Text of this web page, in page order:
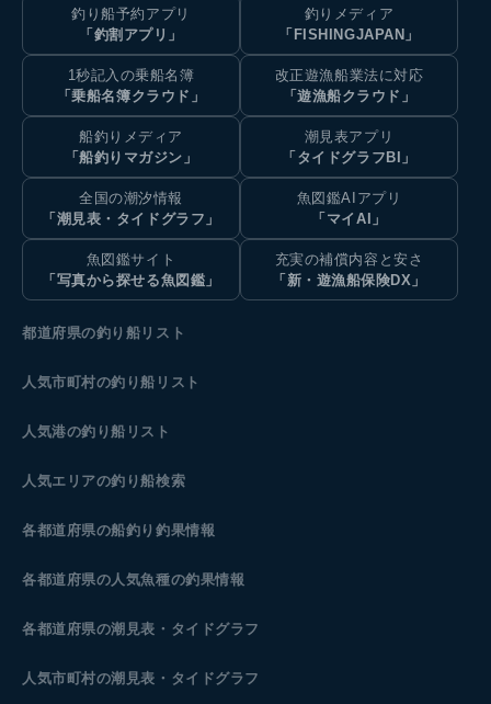
釣り船予約アプリ
「釣割アプリ」
釣りメディア
「FISHINGJAPAN」
1秒記入の乗船名簿
「乗船名簿クラウド」
改正遊漁船業法に対応
「遊漁船クラウド」
船釣りメディア
「船釣りマガジン」
潮見表アプリ
「タイドグラフBI」
全国の潮汐情報
「潮見表・タイドグラフ」
魚図鑑AIアプリ
「マイAI」
魚図鑑サイト
「写真から探せる魚図鑑」
充実の補償内容と安さ
「新・遊漁船保険DX」
都道府県の釣り船リスト
人気市町村の釣り船リスト
人気港の釣り船リスト
人気エリアの釣り船検索
各都道府県の船釣り釣果情報
各都道府県の人気魚種の釣果情報
各都道府県の潮見表 ・タイドグラフ
人気市町村の潮見表・タイドグラフ